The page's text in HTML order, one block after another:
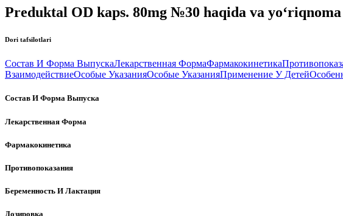
Preduktal OD kaps. 80mg №30 haqida va yo‘riqnoma
Dori tafsilotlari
Состав И Форма ВыпускаЛекарственная ФормаФармакокинетика
ВзаимодействиеОсобые УказанияОсобые УказанияПрименение У Детей
Состав И Форма Выпуска
Лекарственная Форма
Фармакокинетика
Противопоказания
Беременность И Лактация
Дозировка